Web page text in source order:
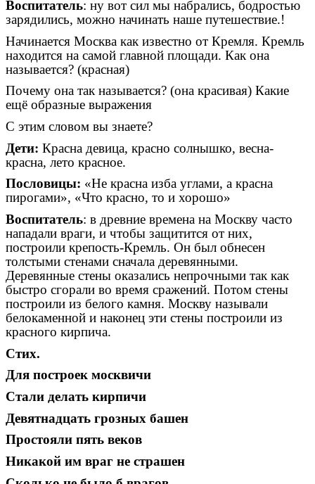
Воспитатель: ну вот сил мы набрались, бодростью
зарядились, можно начинать наше путешествие.!
Начинается Москва как известно от Кремля. Кремль
находится на самой главной площади. Как она
называется? (красная)
Почему она так называется? (она красивая) Какие
ещё образные выражения
С этим словом вы знаете?
Дети: Красна девица, красно солнышко, весна-
красна, лето красное.
Пословицы: «Не красна изба углами, а красна
пирогами», «Что красно, то и хорошо»
Воспитатель: в древние времена на Москву часто
нападали враги, и чтобы защитится от них,
построили крепость-Кремль. Он был обнесен
толстыми стенами сначала деревянными.
Деревянные стены оказались непрочными так как
быстро сгорали во время сражений. Потом стены
построили из белого камня. Москву называли
белокаменной и наконец эти стены построили из
красного кирпича.
Стих.
Для построек москвичи
Стали делать кирпичи
Девятнадцать грозных башен
Простояли пять веков
Никакой им враг не страшен